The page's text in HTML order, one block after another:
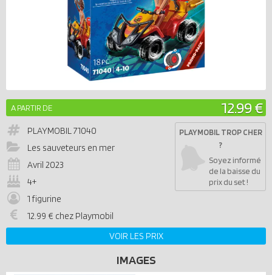
A PARTIR DE 12.99 €
PLAYMOBIL71040
Les sauveteurs en mer
Avril 2023
4+
1 figurine
12.99 € chez Playmobil
PLAYMOBIL TROP CHER
?
Soyez informé
de la baisse du
prix du set !
VOIR LES PRIX
IMAGES